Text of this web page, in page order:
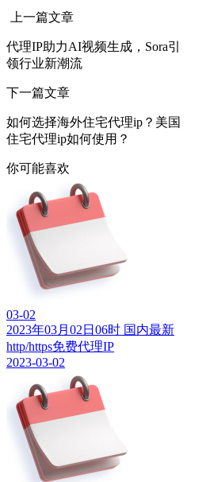
上一篇文章
代理IP助力AI视频生成，Sora引
领行业新潮流
下一篇文章
如何选择海外住宅代理ip？美国
住宅代理ip如何使用？
你可能喜欢
03-02
2023年03月02日06时 国内最新
http/https免费代理IP
2023-03-02